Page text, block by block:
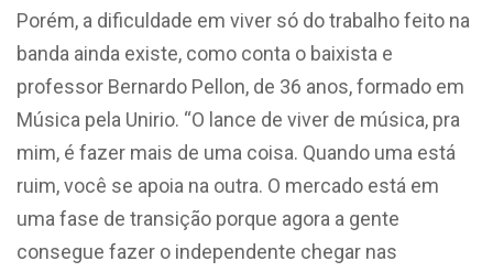
Porém, a dificuldade em viver só do trabalho feito na
banda ainda existe, como conta o baixista e
professor Bernardo Pellon, de 36 anos, formado em
Música pela Unirio. “O lance de viver de música, pra
mim, é fazer mais de uma coisa. Quando uma está
ruim, você se apoia na outra. O mercado está em
uma fase de transição porque agora a gente
consegue fazer o independente chegar nas